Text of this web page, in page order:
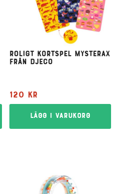
Roligt kortspel Mysterax
från Djeco
120 kr
Lägg i varukorg